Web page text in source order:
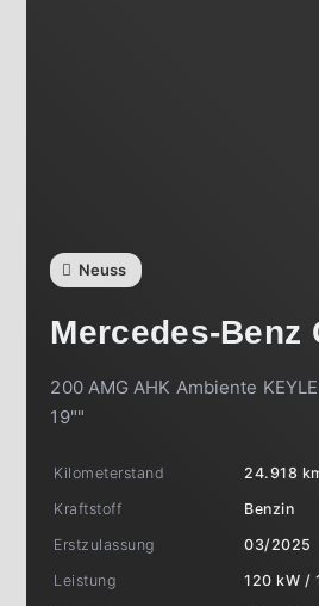
Neuss
Mercedes-Benz
200 AMG AHK Ambiente
19""
Kilometerstand
24.918
Kraftstoff
Benzin
Erstzulassung
03/2025
Leistung
120 kW /